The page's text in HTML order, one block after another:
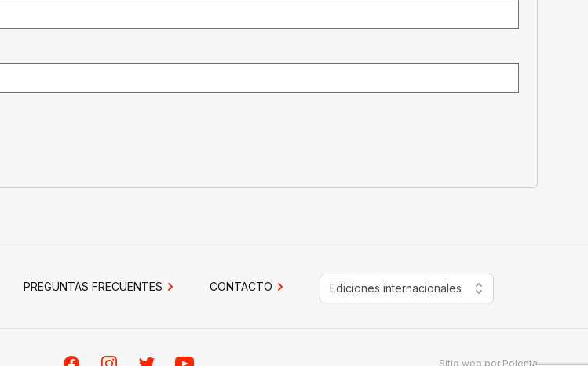
PREGUNTAS FRECUENTES CONTACTO Ediciones internacionales
Sitio web por Polenta